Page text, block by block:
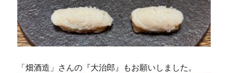
「畑酒造」さんの『大治郎』もお願いしました。